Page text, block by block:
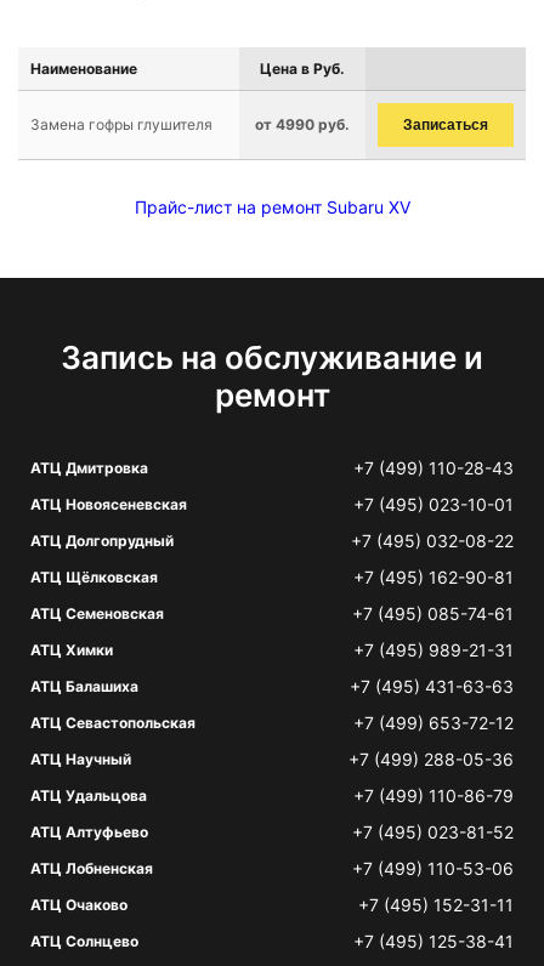
Наименование Цена в Руб.
Замена гофры глушителя от 4990 руб. Записаться
Прайс-лист на ремонт Subaru XV
Запись на обслуживание и
ремонт
АТЦ Дмитровка +7 (499) 110-28-43
АТЦ Новоясеневская +7 (495) 023-10-01
АТЦ Долгопрудный +7 (495) 032-08-22
АТЦ Щёлковская +7 (495) 162-90-81
АТЦ Семеновская +7 (495) 085-74-61
АТЦ Химки +7 (495) 989-21-31
АТЦ Балашиха +7 (495) 431-63-63
АТЦ Севастопольская +7 (499) 653-72-12
АТЦ Научный +7 (499) 288-05-36
АТЦ Удальцова +7 (499) 110-86-79
АТЦ Алтуфьево +7 (495) 023-81-52
АТЦ Лобненская +7 (499) 110-53-06
АТЦ Очаково +7 (495) 152-31-11
АТЦ Солнцево +7 (495) 125-38-41